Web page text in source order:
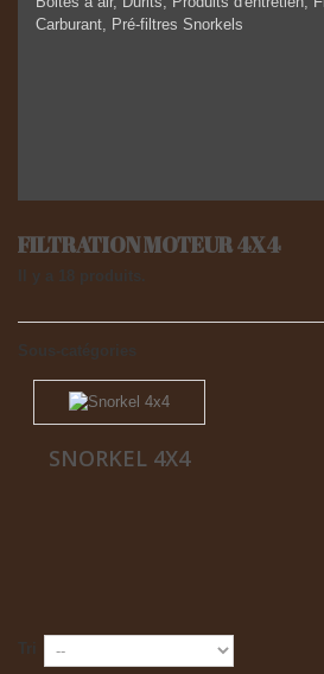
Carburant, Pré-filtres Snorkels
FILTRATION MOTEUR 4X4
Sous-catégories
SNORKEL 4X4